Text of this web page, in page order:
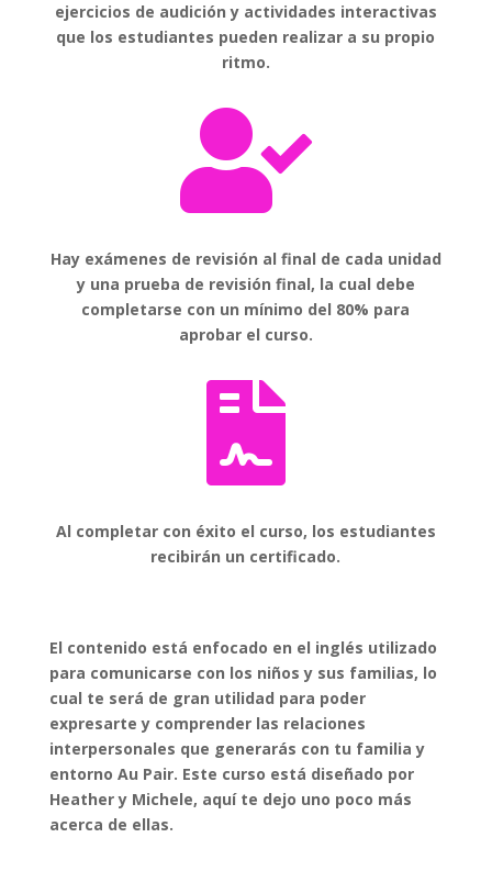
ejercicios de audición y actividades interactivas
que los estudiantes pueden realizar a su propio
ritmo.

Hay exámenes de revisión al final de cada unidad
y una prueba de revisión final, la cual debe
completarse con un mínimo del 80% para
aprobar el curso.

Al completar con éxito el curso, los estudiantes
recibirán un certificado.
El contenido está enfocado en el inglés utilizado
para comunicarse con los niños y sus familias, lo
cual te será de gran utilidad para poder
expresarte y comprender las relaciones
interpersonales que generarás con tu familia y
entorno Au Pair. Este curso está diseñado por
Heather y Michele, aquí te dejo uno poco más
acerca de ellas.